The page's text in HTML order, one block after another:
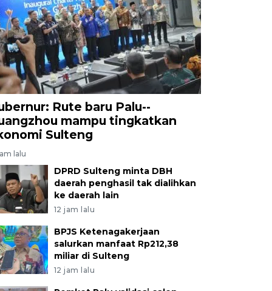
Rute baru Palu--
mampu tingkatkan
Sulteng
lalu
DPRD Sulteng minta DBH
daerah penghasil tak dialihkan
ke daerah lain
12 jam lalu
BPJS Ketenagakerjaan
salurkan manfaat Rp212,38
miliar di Sulteng
12 jam lalu